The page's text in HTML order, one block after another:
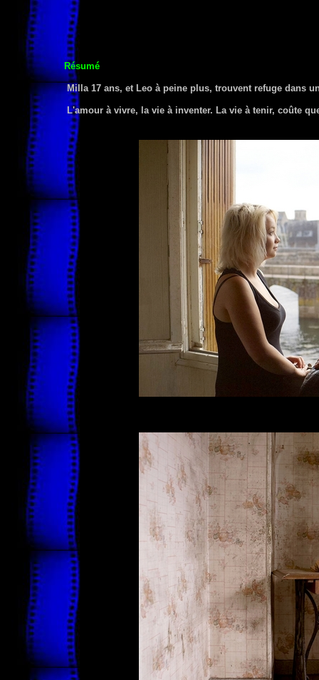
Résumé
Milla 17 ans, et Leo à peine plus, trouvent refuge dans
L'amour à vivre, la vie à inventer. La vie à tenir, coûte